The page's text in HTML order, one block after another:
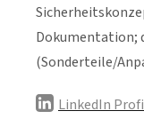
Dokumentation;
(Sonderteile/
LinkedIn